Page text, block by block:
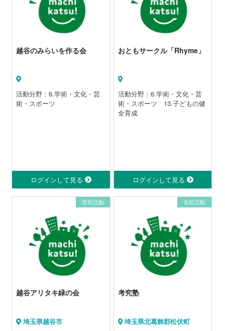
越谷のみらいを作る会
活動分野：6.学術・文化・芸
術・スポーツ
ログインして見る
おともサークル「Rhyme」
活動分野：6.学術・文化・芸
術・スポーツ 13.子どもの健
全育成
ログインして見る
市民活動
越谷アリタキ緑の会
埼玉県越谷市
市民活動
考究塾
埼玉県北葛飾郡松伏町